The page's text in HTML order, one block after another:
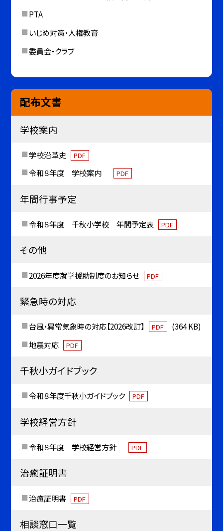
PTA
いじめ対策・人権教育
委員会・クラブ
配布文書
学校案内
学校沿革史 PDF
令和８年度 学校案内 PDF
年間行事予定
令和８年度 千秋小学校 年間予定表 PDF
その他
2026年度就学援助制度のお知らせ PDF
緊急時の対応
台風・異常気象時の対応【2026改訂】 PDF
(364 KB)
地震対応
PDF
千秋小ガイドブック
令和８年度千秋小ガイドブック PDF
学校経営方針
令和８年度 学校経営方針 PDF
治癒証明書
治癒証明書 PDF
相談窓口一覧